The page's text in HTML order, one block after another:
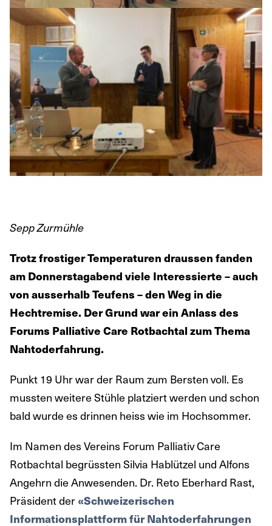
Sepp Zurmühle
Trotz frostiger Temperaturen draussen fanden
am Donnerstagabend viele Interessierte – auch
von ausserhalb Teufens – den Weg in die
Hechtremise. Der Grund war ein Anlass des
Forums Palliative Care Rotbachtal zum Thema
Nahtoderfahrung.
Punkt 19 Uhr war der Raum zum Bersten voll. Es
mussten weitere Stühle platziert werden und schon
bald wurde es drinnen heiss wie im Hochsommer.
Im Namen des Vereins Forum Palliativ Care
Rotbachtal begrüssten Silvia Hablützel und Alfons
Angehrn die Anwesenden. Dr. Reto Eberhard Rast,
Präsident der«Schweizerischen
Informationsplattform für Nahtoderfahrungen